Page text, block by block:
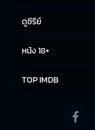
ดูซีรีย์
หนัง 18+
TOP IMDB